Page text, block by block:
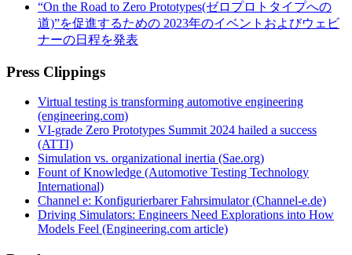
“On the Road to Zero Prototypes(ゼロプロトタイプへの
道)”を促進するための 2023年のイベントおよびウェビ
ナーの日程を発表
Press Clippings
Virtual testing is transforming automotive engineering
(engineering.com)
VI-grade Zero Prototypes Summit 2024 hailed a success
(ATTI)
Simulation vs. organizational inertia (Sae.org)
Fount of Knowledge (Automotive Testing Technology
International)
Channel e: Konfigurierbarer Fahrsimulator (Channel-e.de)
Driving Simulators: Engineers Need Explorations into How
Models Feel (Engineering.com article)